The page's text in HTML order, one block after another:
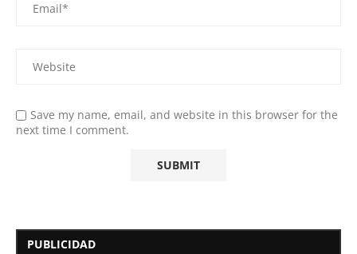
Save my name, email, and website in this browser for the
next time I comment.
PUBLICIDAD